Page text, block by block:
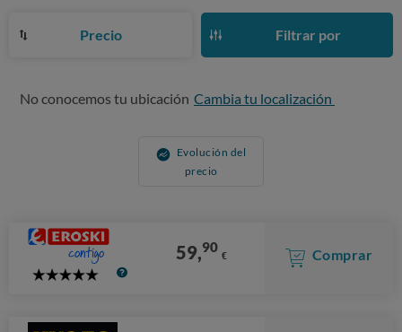
Precio Filtrar por
No conocemos tu ubicación Cambia tu localización
Evolución del
precio
5
59,90 € Comprar